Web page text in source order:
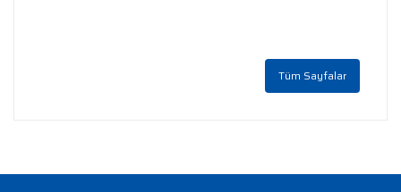
Tüm Sayfalar